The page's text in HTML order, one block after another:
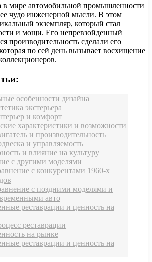
в мире автомобильной промышленности
чудо инженерной мысли. В этом
экземпляр, который стал
и мощи. Его непревзойденный
производительность сделали его
по сей день вызывает восхищение
особенности дизайна
экстерьера
и комфорт
характеристики и возможности
и производительность
и управляемость
и влияние на культуру
с другими моделями
с конкурентами 1960-х
с поздними моделями и
авто
реставрации и ценность на
реставрации
на рынке
реставрации и ценность на